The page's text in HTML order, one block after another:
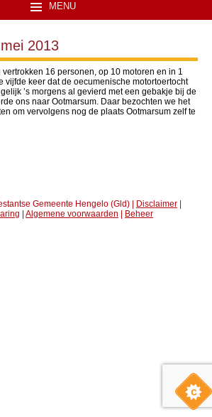
MENU
2013
16 personen, op 10 motoren en in 1
vijfde keer dat de oecumenische motortoertocht
’s morgens al gevierd met een gebakje bij de
ons naar Ootmarsum. Daar bezochten we het
om vervolgens nog de plaats Ootmarsum zelf te
Gemeente Hengelo (Gld) | Disclaimer |
| Algemene voorwaarden | Beheer